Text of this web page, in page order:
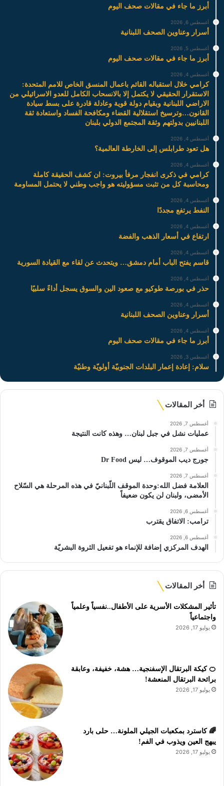
أبرز ما جاء في مقالات صحف اليوم
أغسطس 6, 2026
أسرار وعناوين الصحف اللبنانية
أغسطس 5, 2026
أبرز ما جاء في مقالات صحف اليوم
أغسطس 4, 2026
كرامي خلال استقباله القائم باعمال المنسق الخاص للامم المتحدة:
الاستقرار الحقيقي لا يكتمل إلا بالانسحاب الكامل للعدو الاسرائيلي من
الاراضي اللبنانية وبقيام دولة قوية وعادلة قادرة على بسط سيادة
القانون…وترسيخ استقلالية القضاء ومكافحة الفساد واستعادة ثقة
اللبنانيين بدولتهم وثقة المجتمع الدولي بلبنان
أغسطس 4, 2026
هل تعود طرابلس إلى الخارطة العالمية؟
أغسطس 4, 2026
كرامي في ذكرى انفجار مرفأ بيروت: ان كشف الحقيقة كاملة
ومحاسبة كل من تثبت مسؤوليته هو واجب وطني لا يحتمل المساومة
أغسطس 4, 2026
النفط يرتفع مجددًا
أغسطس 4, 2026
ارتفاع في أسعار الذهب والفضة
أغسطس 4, 2026
قاسم يفتح الباب أمام دمشق… ويتحدث عن لقاء مع القيادة السورية
أغسطس 4, 2026
حذر في بورصة طوكيو مع صعود الين والسوق يسجل أداءً سلبيًا
أغسطس 4, 2026
أسرار وعناوين الصحف اللبنانية
أغسطس 4, 2026
أبرز ما جاء في مقالات صحف اليوم
أغسطس 3, 2026
سلام: إعادة إعمار البلدات الجنوبيّة أولويّة وطنيّة
أخر المقالات
أغسطس 7, 2026
عمليات نشل في جبل لبنان… وهذه كانت النتيجة
أغسطس 7, 2026
جورج ديب الموقوف… ليس Dr Food
أغسطس 7, 2026
العلامة فضل الله:وحدة الموقف اللّبنانيّ في هذه المرحلة هي السّلاح
الأمضى، ولبنان لن يكون ضعيفاً
أغسطس 6, 2026
ترامب: الاتفاق يقترب
أغسطس 6, 2026
الهدف المركزي إضافة للإنماء هو تفعيل الثروة البشريّة
أخر المقالات
تأثير المشكلات الأسرية على الأطفال..نفسياً وعلمياً
واجتماعياً
يوليو 17, 2026
🍊 كيكة البرتقال الإسفنجية… هشة، خفيفة، وعابقة
برائحة البرتقال المنعشة!
يوليو 17, 2026
🌈 كاسترد بمكعبات الجيلي الملونة… حلى بارد
يبهج العين ويذوب في الفم!
يوليو 17, 2026